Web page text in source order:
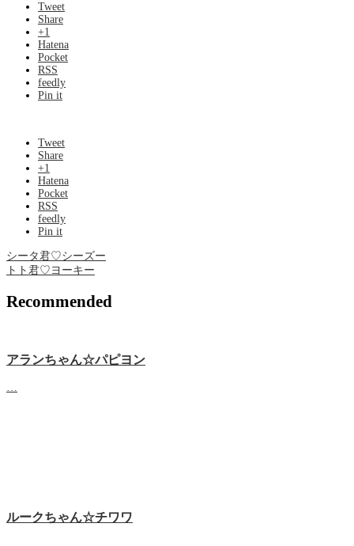
Tweet
Share
+1
Hatena
Pocket
RSS
feedly
Pin it
Tweet
Share
+1
Hatena
Pocket
RSS
feedly
Pin it
シータ君♡シーズー
トト君♡ヨーキー
Recommended
アランちゃん☆パピヨン
ルークちゃん☆チワワ